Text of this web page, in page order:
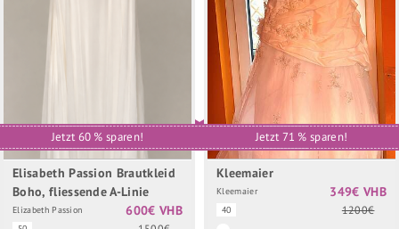
Jetzt 60 % sparen!
Elisabeth Passion Brautkleid
Boho, fliessende A-Linie
Elizabeth Passion
600€ VHB
Jetzt 71 % sparen!
Kleemaier
Kleemaier
40
349€ VHB
1200€